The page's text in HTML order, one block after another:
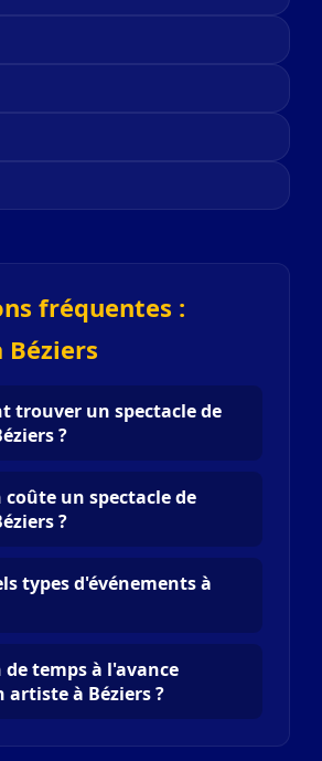
fréquentes :
Béziers
trouver un spectacle de
?
coûte un spectacle de
?
types d'événements à
de temps à l'avance
artiste à Béziers ?